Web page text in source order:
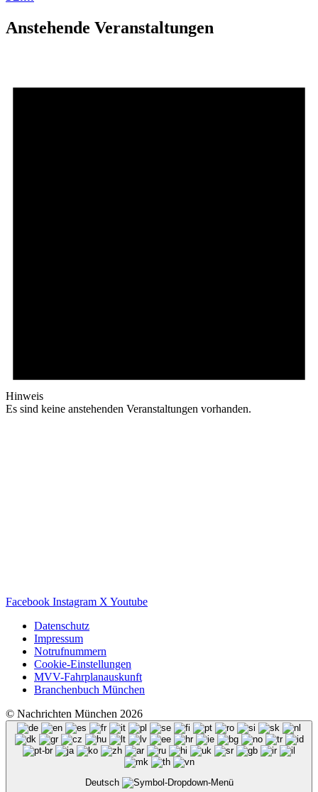
Anstehende Veranstaltungen
Hinweis
Es sind keine anstehenden Veranstaltungen vorhanden.
Facebook Instagram X Youtube
Datenschutz
Impressum
Notrufnummern
Cookie-Einstellungen
MVV-Fahrplanauskunft
Branchenbuch München
© Nachrichten München 2026
Deutsch